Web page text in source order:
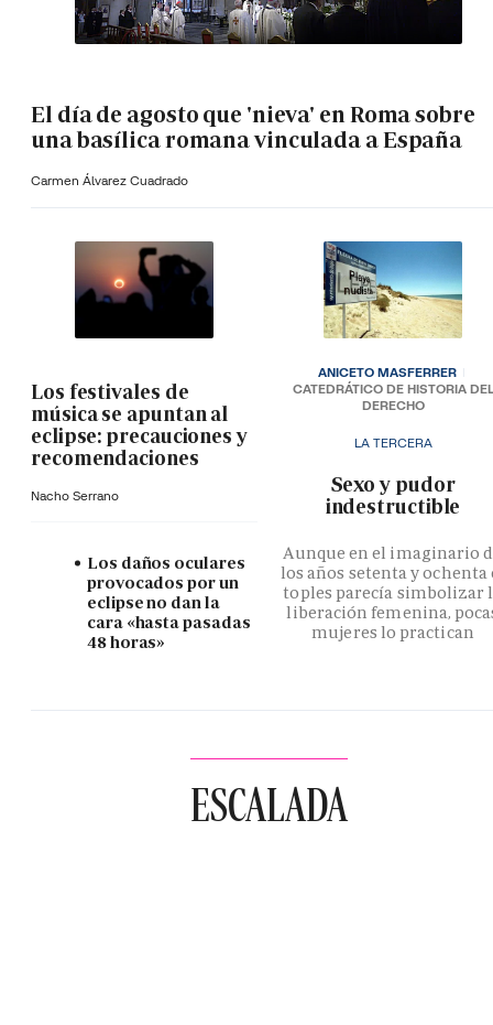
El día de agosto que 'nieva' en Roma sobre
una basílica romana vinculada a España
Carmen Álvarez Cuadrado
Los festivales de
música se apuntan al
eclipse: precauciones y
recomendaciones
Nacho Serrano
Los daños oculares
provocados por un
eclipse no dan la
cara «hasta pasadas
48 horas»
LA TERCERA
­Sexo y pudor
indestructible
Aunque en el imaginario
los años setenta y ochenta
toples parecía simbolizar
liberación femenina,
mujeres lo practican
ANICETO MASFERRER
CATEDRÁTICO DE HISTORIA DEL
DERECHO
ESCALADA